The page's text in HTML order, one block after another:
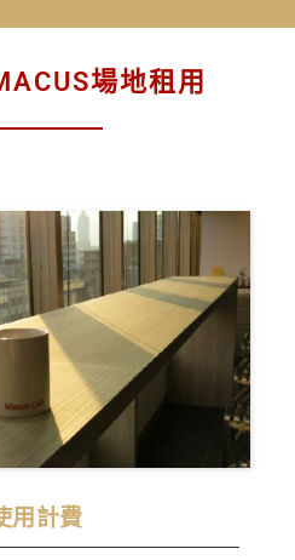
場地租用
用計費